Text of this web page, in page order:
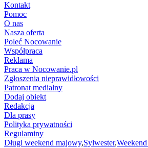
Kontakt
Pomoc
O nas
Nasza oferta
Poleć Nocowanie
Współpraca
Reklama
Praca w Nocowanie.pl
Zgłoszenia nieprawidłowości
Patronat medialny
Dodaj obiekt
Redakcja
Dla prasy
Polityka prywatności
Regulaminy
Długi weekend majowy,Sylwester,